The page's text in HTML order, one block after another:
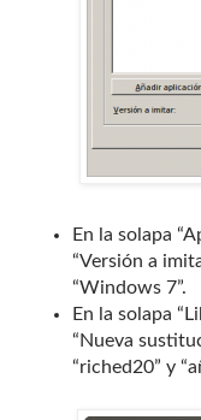
En la solapa
“Versión a
“Windows 7”.
En la solapa
“Nueva
“riched20” y